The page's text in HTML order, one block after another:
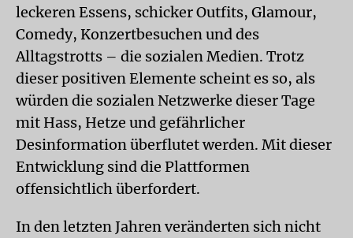
leckeren Essens, schicker Outfits, Glamour,
Comedy, Konzertbesuchen und des
Alltagstrotts – die sozialen Medien. Trotz
dieser positiven Elemente scheint es so, als
würden die sozialen Netzwerke dieser Tage
mit Hass, Hetze und gefährlicher
Desinformation überflutet werden. Mit dieser
Entwicklung sind die Plattformen
offensichtlich überfordert.
In den letzten Jahren veränderten sich nicht